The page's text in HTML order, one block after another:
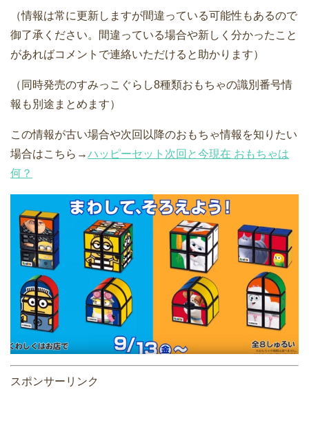
（情報は常に更新しますが間違っている可能性もあるので
御了承ください。間違っている場合や新しく分かったこと
があればコメントで連絡いただけると助かります）
（同時発売のすみっこぐらし8種類おもちゃの識別番号情
報も別途まとめます）
この情報が古い場合や次回以降のおもちゃ情報を知りたい
場合はこちら→ハッピーセット次回と今現在 おもちゃは
何？
スポンサーリンク